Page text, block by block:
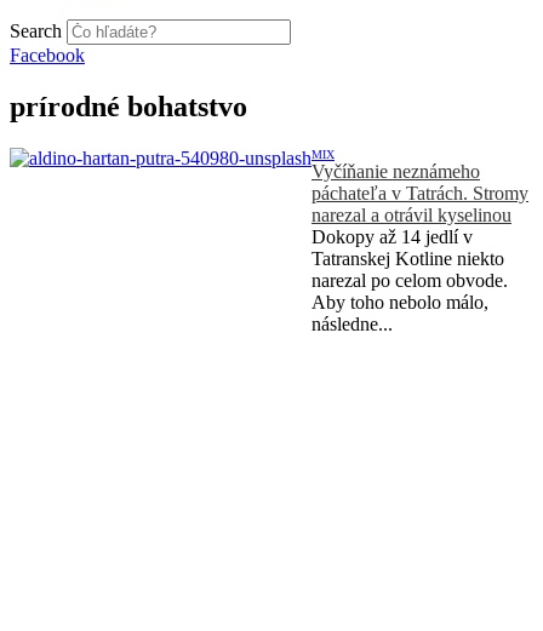
Search
Facebook
prírodné bohatstvo
MIX
Vyčíňanie neznámeho
páchateľa v Tatrách. Stromy
narezal a otrávil kyselinou
Dokopy až 14 jedlí v
Tatranskej Kotline niekto
narezal po celom obvode.
Aby toho nebolo málo,
následne...